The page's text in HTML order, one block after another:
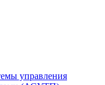
управления